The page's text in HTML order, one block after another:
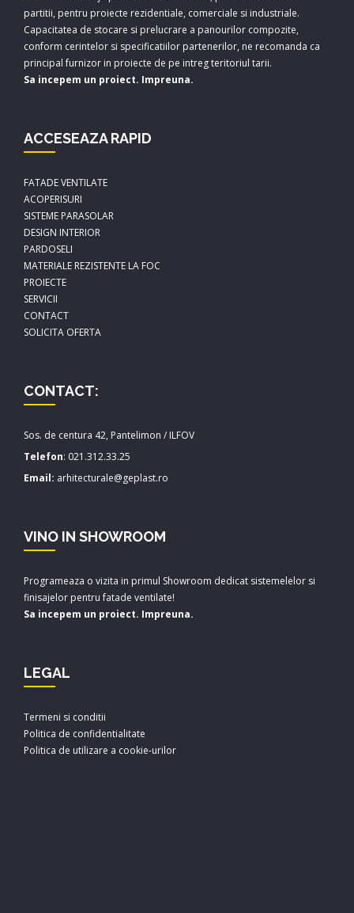
partitii, pentru proiecte rezidentiale, comerciale si industriale.
Capacitatea de stocare si prelucrare a panourilor compozite,
conform cerintelor si specificatiilor partenerilor, ne recomanda ca
principal furnizor in proiecte de pe intreg teritoriul tarii.
Sa incepem un proiect. Impreuna.
ACCESEAZA RAPID
FATADE VENTILATE
ACOPERISURI
SISTEME PARASOLAR
DESIGN INTERIOR
PARDOSELI
MATERIALE REZISTENTE LA FOC
PROIECTE
SERVICII
CONTACT
SOLICITA OFERTA
CONTACT:
Sos. de centura 42, Pantelimon / ILFOV
Telefon: 021.312.33.25
Email: arhitecturale@geplast.ro
VINO IN SHOWROOM
Programeaza o vizita in primul Showroom dedicat sistemelelor si
finisajelor pentru fatade ventilate!
Sa incepem un proiect. Impreuna.
LEGAL
Termeni si conditii
Politica de confidentialitate
Politica de utilizare a cookie-urilor